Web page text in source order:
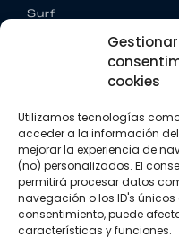
cookies
Utilizamos tecnologías
acceder a la información
mejorar la experiencia de
(no) personalizados. El
permitirá procesar datos
navegación o los ID's únicos
consentimiento, puede
características y funciones.
Surf
Trail running
+34 922 303 191
+34 662 342 177
info@vkssport.com
SÍGUENOS